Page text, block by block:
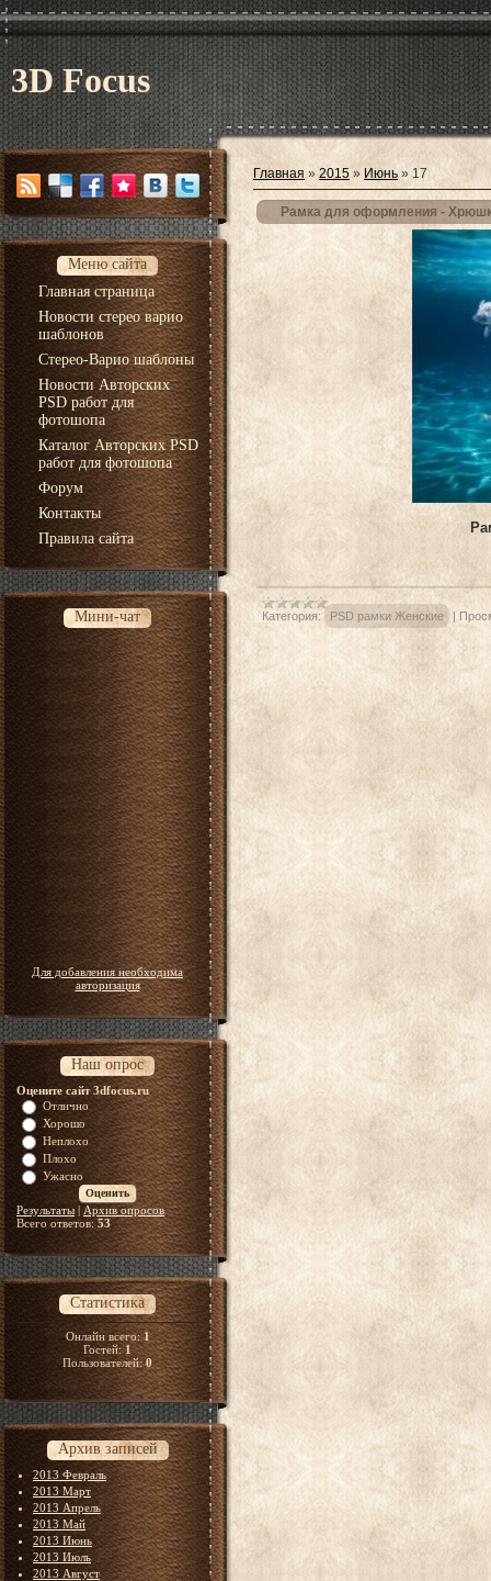
3D Focus
Меню сайта
Главная страница
Новости стерео варио
шаблонов
Стерео-Варио шаблоны
Новости Авторских
PSD работ для
фотошопа
Каталог Авторских PSD
работ для фотошопа
Форум
Контакты
Правила сайта
Мини-чат
Для добавления необходима
авторизация
Наш опрос
Оцените сайт 3dfocus.ru
Отлично
Хорошо
Неплохо
Плохо
Ужасно
Результаты| Архив опросов
Всего ответов:53
Статистика
Онлайн всего:1
Гостей:1
Пользователей:0
Архив записей
2013 Февраль
2013 Март
2013 Апрель
2013 Май
2013 Июнь
2013 Июль
2013 Август
Главная » 2015 » Июнь » 17
Рамка для оформления -
Категория: PSD рамки Женские |